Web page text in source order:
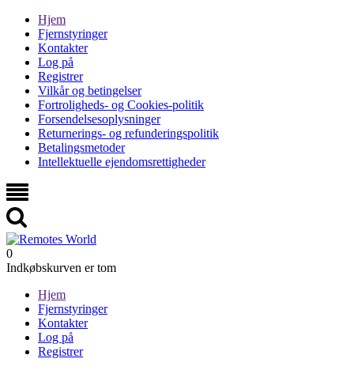
Hjem
Fjernstyringer
Kontakter
Log på
Registrer
Vilkår og betingelser
Fortroligheds- og Cookies-politik
Forsendelsesoplysninger
Returnerings- og refunderingspolitik
Betalingsmetoder
Intellektuelle ejendomsrettigheder
0
Indkøbskurven er tom
Hjem
Fjernstyringer
Kontakter
Log på
Registrer